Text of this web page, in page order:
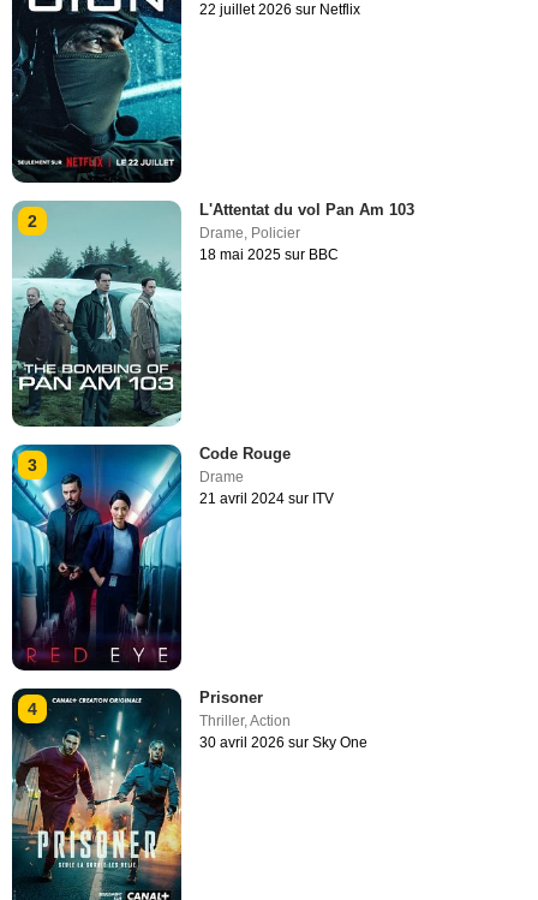
22 juillet 2026 sur Netflix
2
L'Attentat du vol Pan Am 103
Drame Policier
18 mai 2025 sur BBC
3
Code Rouge
Drame
21 avril 2024 sur ITV
4
Prisoner
Thriller,Action
30 avril 2026 sur Sky One